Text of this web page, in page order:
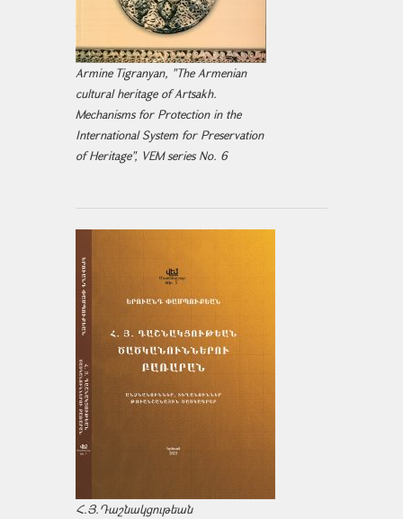
Armine Tigranyan, "The Armenian
cultural heritage of Artsakh.
Mechanisms for Protection in the
International System for Preservation
of Heritage", VEM series No. 6
Հ.Յ.Դաշնակցութեան